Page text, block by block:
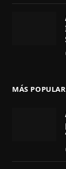
MÁS POPULAR